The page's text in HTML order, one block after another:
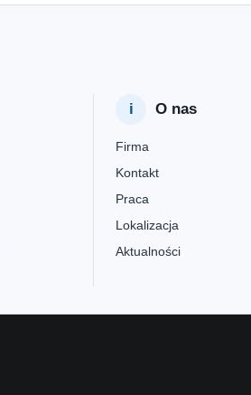
O nas
Firma
Kontakt
Praca
Lokalizacja
Aktualności